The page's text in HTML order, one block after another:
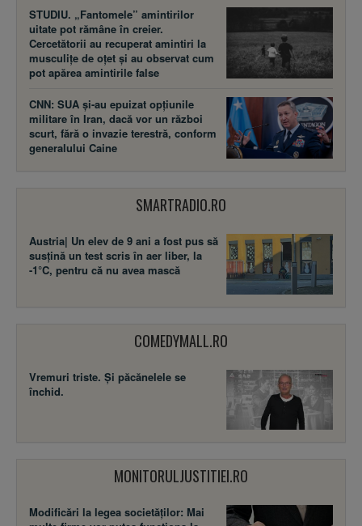
STUDIU. „Fantomele” amintirilor
uitate pot rămâne în creier.
Cercetătorii au recuperat amintiri la
musculițe de oțet și au observat cum
pot apărea amintirile false
CNN: SUA şi-au epuizat opțiunile
militare în Iran, dacă vor un război
scurt, fără o invazie terestră, conform
generalului Caine
SMARTRADIO.RO
Austria| Un elev de 9 ani a fost pus să
susţină un test scris în aer liber, la
-1°C, pentru că nu avea mască
COMEDYMALL.RO
Vremuri triste. Şi păcănelele se
închid.
MONITORULJUSTITIEI.RO
Modificări la legea societăţilor: Mai